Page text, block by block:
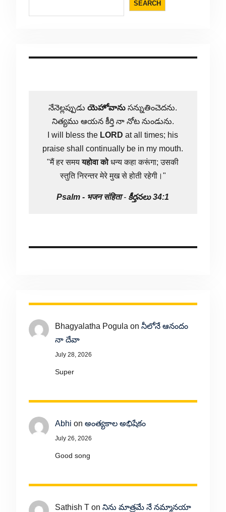
SEARCH
నేనెల్లప్పుడుయెహోవాను సన్నుతించెదను.
నిత్యము ఆయన కీర్తి నా నోట నుండును.
I will bless the LORD at all times; his
praise shall continually be in my mouth.
"मैं हर समययहोवा कोधन्य कहा करूंगा; उसकी
स्तुति निरन्तर मेरे मुख से होती रहेगी।"
Psalm - भजन संहिता- కీర్తనలు 34:1
Bhagyalatha Pogula on నీలోనే ఆనందం
నా దేవా
July 28, 2026
Super
Abhi on అంత్యకాల అభిషేకం
July 26, 2026
Good song
Sathish Ton నిను మాత్రమే నే నమ్మానయా